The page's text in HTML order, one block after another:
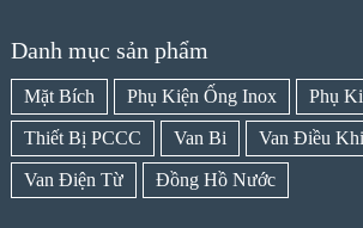
Danh mục sản phẩm
Mặt Bích Phụ Kiện Ống Inox Phụ
Thiết Bị PCCC Van Bi Van Điều
Van Điện Từ Đồng Hồ Nước